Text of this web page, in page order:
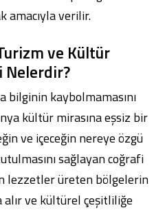
amacıyla verilir.
ve Kültür
Nelerdir?
bilginin kaybolmamasını
kültür mirasına eşsiz bir
ve içeceğin nereye özgü
sağlayan coğrafi
lezzetler üreten bölgelerin
ve kültürel çeşitliliğe